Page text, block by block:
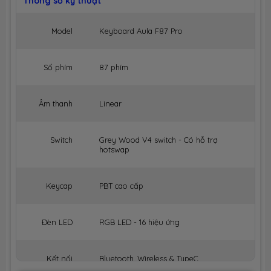
Model Keyboard Aula F87 Pro
Số phím 87 phím
Âm thanh Linear
Switch
Grey Wood V4 switch - Có hỗ trợ
hotswap
Keycap PBT cao cấp
Đèn LED RGB LED - 16 hiệu ứng
Kết nối Bluetooth, Wireless & TypeC